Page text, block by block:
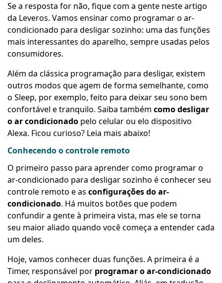
Se a resposta for não, fique com a gente neste artigo
da Leveros. Vamos ensinar como programar o ar-
condicionado para desligar sozinho: uma das funções
mais interessantes do aparelho, sempre usadas pelos
consumidores.
Além da clássica programação para desligar, existem
outros modos que agem de forma semelhante, como
o Sleep, por exemplo, feito para deixar seu sono bem
confortável e tranquilo. Saiba também comodesligar
o ar condicionado pelo celular ou elo dispositivo
Alexa. Ficou curioso? Leia mais abaixo!
Conhecendo o controle remoto
O primeiro passo para aprender como programar o
ar-condicionado para desligar sozinho é conhecer seu
controle remoto e as configurações do ar-
condicionado. Há muitos botões que podem
confundir a gente à primeira vista, mas ele se torna
seu maior aliado quando você começa a entender cada
um deles.
Hoje, vamos conhecer duas funções. A primeira é a
Timer, responsável por programar o ar-condicionado